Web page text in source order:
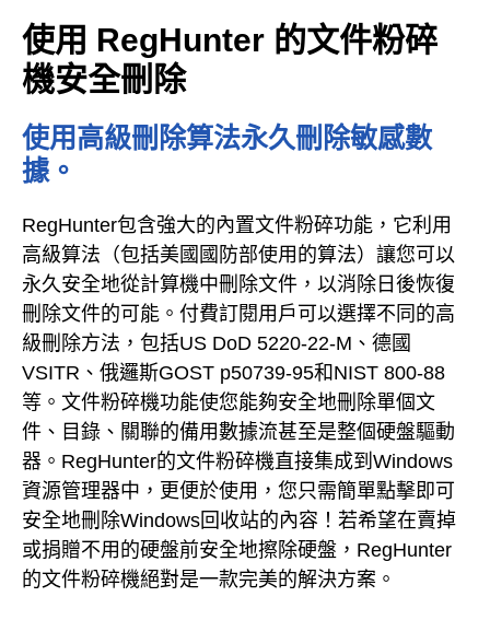
使用 RegHunter 的文件粉碎
機安全刪除
使用高級刪除算法永久刪除敏感數
據。
RegHunter包含強大的內置文件粉碎功能，它利用
高級算法（包括美國國防部使用的算法）讓您可以
永久安全地從計算機中刪除文件，以消除日後恢復
刪除文件的可能。付費訂閱用戶可以選擇不同的高
級刪除方法，包括US DoD 5220-22-M、德國
VSITR、俄邏斯GOST p50739-95和NIST 800-88
等。文件粉碎機功能使您能夠安全地刪除單個文
件、目錄、關聯的備用數據流甚至是整個硬盤驅動
器。RegHunter的文件粉碎機直接集成到Windows
資源管理器中，更便於使用，您只需簡單點擊即可
安全地刪除Windows回收站的內容！若希望在賣掉
或捐贈不用的硬盤前安全地擦除硬盤，RegHunter
的文件粉碎機絕對是一款完美的解決方案。